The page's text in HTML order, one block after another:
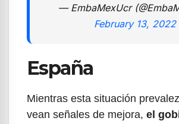
— EmbaMexUcr
February 13, 2022
España
Mientras esta situación
vean señales de mejora, el